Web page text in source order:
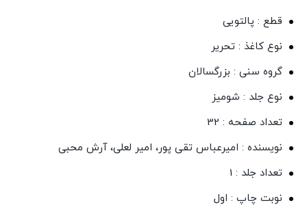
قطع : پالتویی
نوع کاغذ : تحریر
گروه سنی : بزرگسالان
نوع جلد : شومیز
تعداد صفحه : 32
نویسنده : امیرعباس تقی پور، امیر لعلی، آرش محبی
تعداد جلد : 1
نوبت چاپ : اول